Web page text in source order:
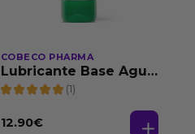
COBECO PHARMA
Lubricante Base Agua
100% Natural 125 ml
(1)
12.90€